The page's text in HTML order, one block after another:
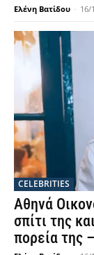
Ελένη Βατίδου - 16/
CELEBRITIES
Αθηνά
σπίτι της
πορεία της